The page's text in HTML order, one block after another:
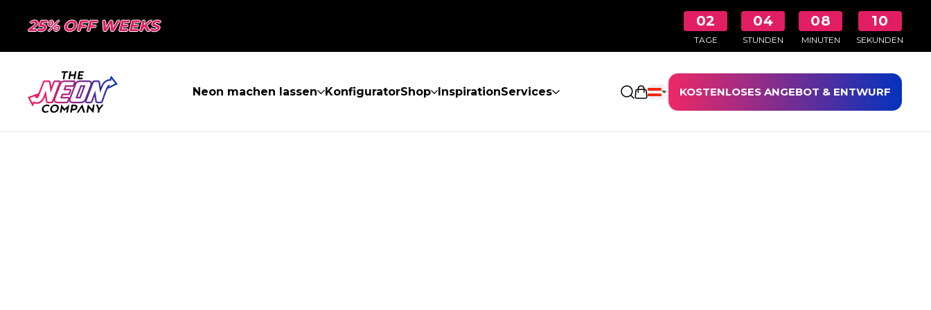
25% OFF WEEKS 02
TAGE
04
STUNDEN
08
MINUTEN
10
SEKUNDEN
Neon machen lassen KonfiguratorShop InspirationServices Einkaufswagen öffnen
KOSTENLOSES ANGEBOT & ENTWURF